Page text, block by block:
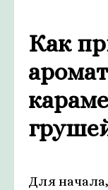
Как
Для